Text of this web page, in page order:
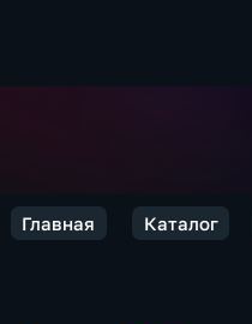
Главная Каталог